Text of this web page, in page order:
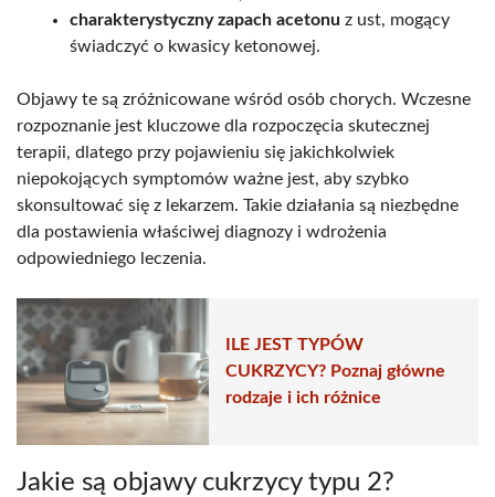
charakterystyczny zapach acetonu z ust, mogący
świadczyć o kwasicy ketonowej.
Objawy te są zróżnicowane wśród osób chorych. Wczesne
rozpoznanie jest kluczowe dla rozpoczęcia skutecznej
terapii, dlatego przy pojawieniu się jakichkolwiek
niepokojących symptomów ważne jest, aby szybko
skonsultować się z lekarzem. Takie działania są niezbędne
dla postawienia właściwej diagnozy i wdrożenia
odpowiedniego leczenia.
ILE JEST TYPÓW
CUKRZYCY? Poznaj główne
rodzaje i ich różnice
Jakie są objawy cukrzycy typu 2?